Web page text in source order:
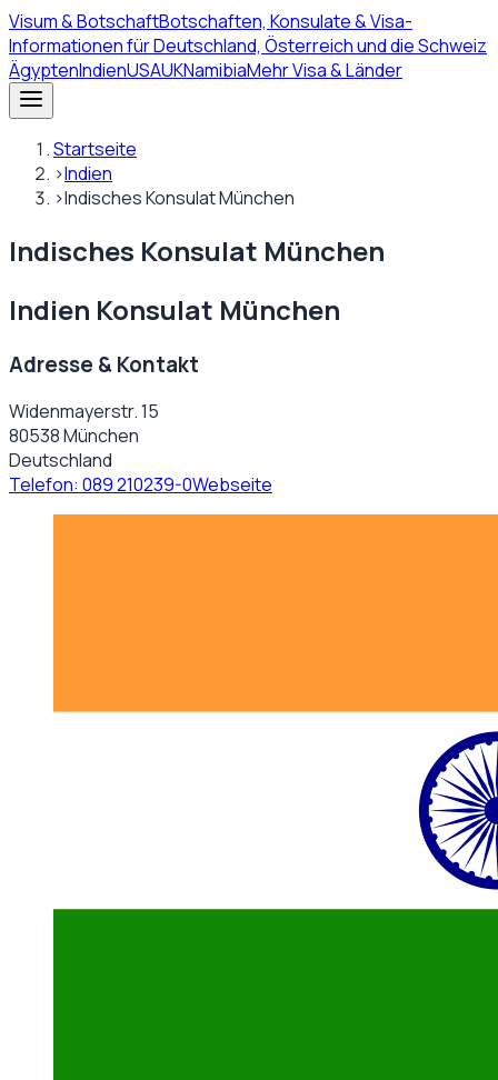
Visum& BotschaftBotschaften, Konsulate & Visa-
Informationen für Deutschland, Österreich und die Schweiz
ÄgyptenIndienUSAUKNamibiaMehr Visa & Länder
Startseite
›Indien
›Indisches Konsulat München
Indisches Konsulat München
Indien Konsulat München
Adresse & Kontakt
Widenmayerstr. 15
80538 München
Deutschland
Telefon: 089 210239-0Webseite